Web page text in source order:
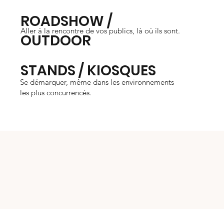
Se démarquer, même dans les environnements
les plus concurrencés.
STANDS / KIOSQUES
Aller à la rencontre de vos publics, là où ils sont.
ROADSHOW /
OUTDOOR